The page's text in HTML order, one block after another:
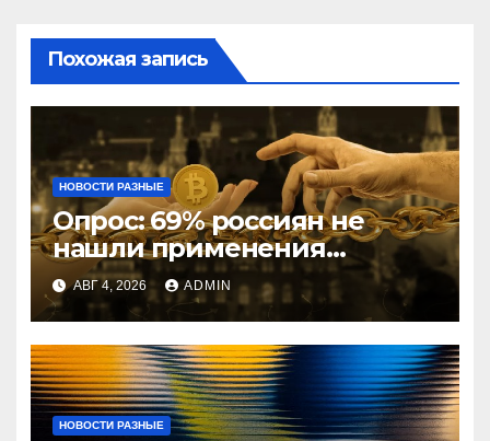
Похожая запись
НОВОСТИ РАЗНЫЕ
Опрос: 69% россиян не
нашли применения
криптовалютам
АВГ 4, 2026 ADMIN
НОВОСТИ РАЗНЫЕ